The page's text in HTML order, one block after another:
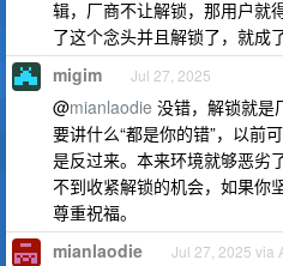
辑，厂商不让解锁，那用户就
了这个念头并且解锁了，就成
migim Jul 27, 2025
@mianlaodie 没错，解锁就是
要讲什么“都是你的错”，以前
是反过来。本来环境就够恶劣
不到收紧解锁的机会，如果你
尊重祝福。
mianlaodie Jul 27, 2025 via